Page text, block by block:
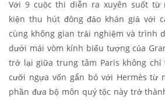
Với 9 cuộc thi diễn ra xuyên suốt từ
kiện thu hút đông đảo khán giả với
cùng không gian trải nghiệm và trình
dưới mái vòm kính biểu tượng của
trở lại giữa trung tâm Paris không
cưỡi ngựa vốn gắn bó với Hermès từ
phần đưa bộ môn quý tộc này trở